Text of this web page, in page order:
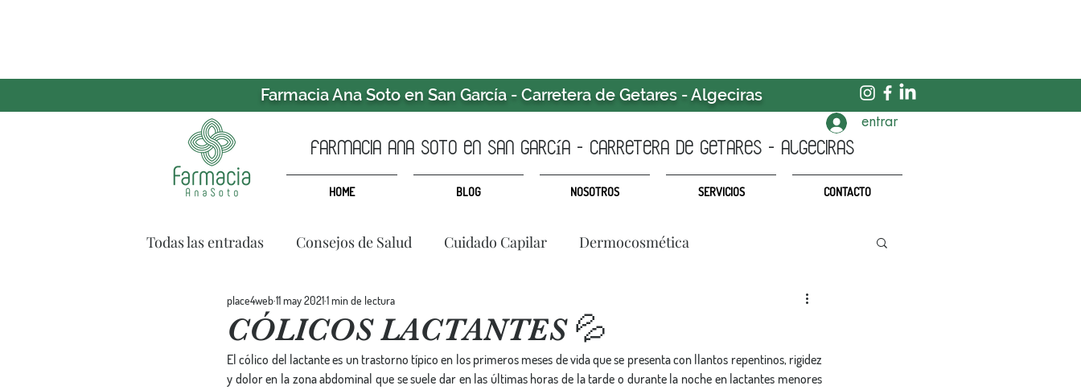
farmacia ANA SOTO en san garcía - CARRETERA DE GETARES - algeciras
entrar
HOME BLOG NOSOTROS SERVICIOS CONTACTO
Farmacia Ana Soto en San García - Carretera de Getares - Algeciras
Todas las entradas Consejos de Salud Cuidado Capilar Dermocosmética
CÓLICOS LACTANTES 💦
place4web11 may 20211 min de lectura
El cólico del lactante es un trastorno típico en los primeros meses de vida que se presenta con llantos repentinos, rigidez
y dolor en la zona abdominal que se suele dar en las últimas horas de la tarde o durante la noche en lactantes menores